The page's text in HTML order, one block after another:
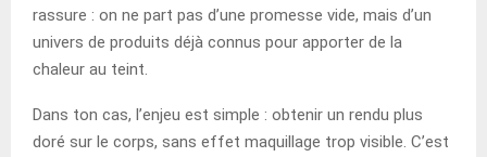
rassure : on ne part pas d’une promesse vide, mais d’un
univers de produits déjà connus pour apporter de la
chaleur au teint.
Dans ton cas, l’enjeu est simple : obtenir un rendu plus
doré sur le corps, sans effet maquillage trop visible. C’est